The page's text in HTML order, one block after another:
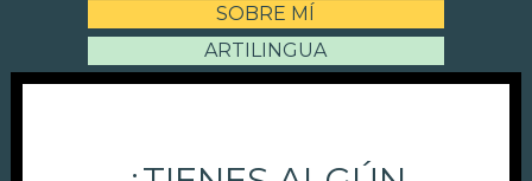
SOBRE MÍ
ARTILINGUA